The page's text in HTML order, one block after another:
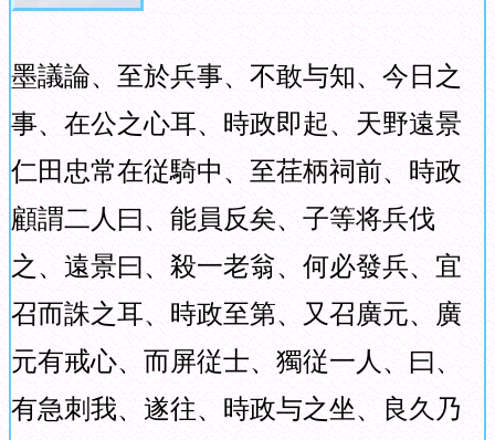
墨議論、至於兵事、不敢与知、今日之
事、在公之心耳、時政即起、天野遠景
仁田忠常在従騎中、至荏柄祠前、時政
顧謂二人曰、能員反矣、子等将兵伐
之、遠景曰、殺一老翁、何必發兵、宜
召而誅之耳、時政至第、又召廣元、廣
元有戒心、而屏従士、獨従一人、曰、
有急刺我、遂往、時政与之坐、良久乃